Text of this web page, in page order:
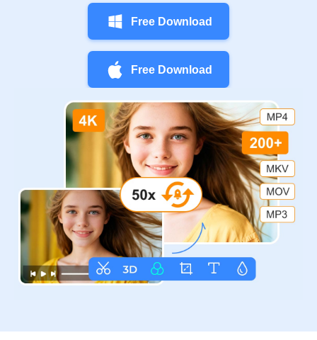
Free Download
Free Download